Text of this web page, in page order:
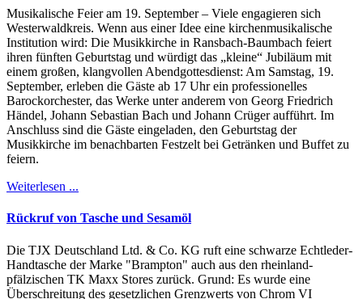
Musikalische Feier am 19. September – Viele engagieren sich
Westerwaldkreis. Wenn aus einer Idee eine kirchenmusikalische
Institution wird: Die Musikkirche in Ransbach-Baumbach feiert
ihren fünften Geburtstag und würdigt das „kleine“ Jubiläum mit
einem großen, klangvollen Abendgottesdienst: Am Samstag, 19.
September, erleben die Gäste ab 17 Uhr ein professionelles
Barockorchester, das Werke unter anderem von Georg Friedrich
Händel, Johann Sebastian Bach und Johann Crüger aufführt. Im
Anschluss sind die Gäste eingeladen, den Geburtstag der
Musikkirche im benachbarten Festzelt bei Getränken und Buffet zu
feiern.
Weiterlesen ...
Rückruf von Tasche und Sesamöl
Die TJX Deutschland Ltd. & Co. KG ruft eine schwarze Echtleder-
Handtasche der Marke "Brampton" auch aus den rheinland-
pfälzischen TK Maxx Stores zurück. Grund: Es wurde eine
Überschreitung des gesetzlichen Grenzwerts von Chrom VI